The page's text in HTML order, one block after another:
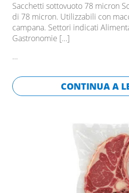
Sacchetti sottovuoto 78 micron
di 78 micron. Utilizzabili con
campana. Settori indicati
Gastronomie […]
…
CONTINUA A